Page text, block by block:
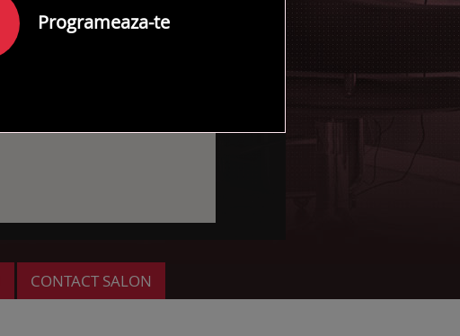
CONTACT SALON
Programeaza-te